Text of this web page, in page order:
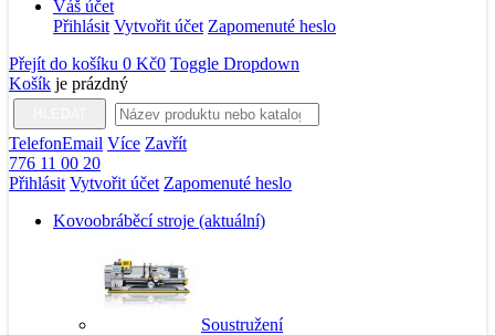
Váš účet
Přihlásit Vytvořit účet Zapomenuté heslo
Přejít do košíku 0 Kč0 Toggle Dropdown
Košík je prázdný
TelefonEmail Více Zavřít
776 11 00 20
Přihlásit Vytvořit účet Zapomenuté heslo
Kovoobráběcí stroje (aktuální)
Soustružení